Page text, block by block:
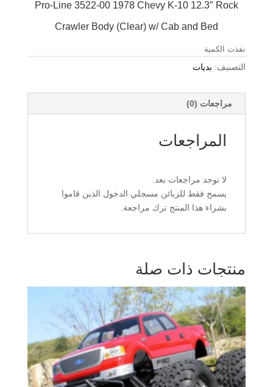
Pro-Line 3522-00 1978 Chevy K-10 12.3″ Rock
Crawler Body (Clear) w/ Cab and Bed
نفذت الكمية
التصنيف: بديات
مراجعات (0)
المراجعات
لا توجد مراجعات بعد.
يسمح فقط للزبائن مسجلي الدخول الذين قاموا
بشراء هذا المنتج ترك مراجعة.
منتجات ذات صلة